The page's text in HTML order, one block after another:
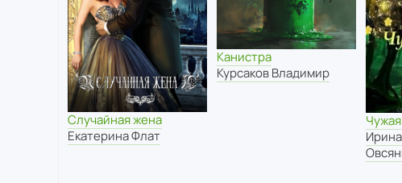
Случайная жена
Екатерина Флат
Канистра
Курсаков Владимир